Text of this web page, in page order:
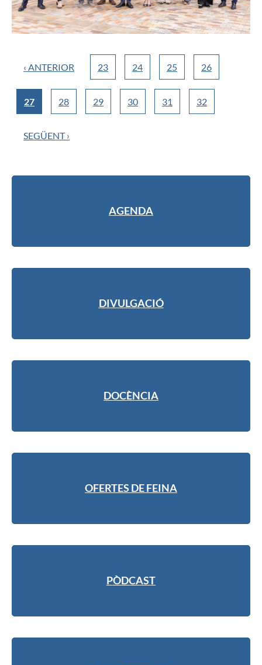
‹ ANTERIOR 23 24 25 26
27 28 29 30 31 32
SEGÜENT ›
AGENDA
DIVULGACIÓ
DOCÈNCIA
OFERTES DE FEINA
PÒDCAST